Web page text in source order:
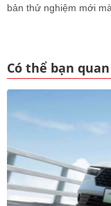
bản thử nghiệm mới
Có thể bạn